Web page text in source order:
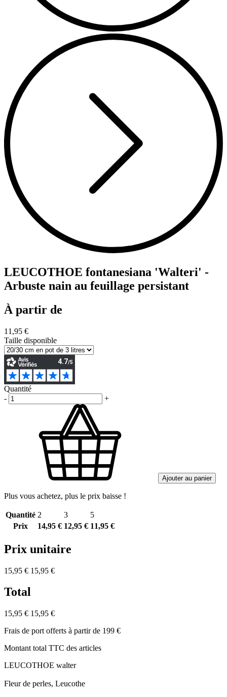
LEUCOTHOE fontanesiana 'Walteri' -
Arbuste nain au feuillage persistant
À partir de
11,95 €
Taille disponible
Quantité
-
+
Ajouter au panier
Plus vous achetez, plus le prix baisse !
Quantité 2 3
5
Prix
14,95 € 12,95 € 11,95 €
Prix unitaire
15,95 € 15,95 €
Total
15,95 € 15,95 €
Frais de port offerts à partir de 199 €
Montant total TTC des articles
LEUCOTHOE walter
Fleur de perles, Leucothe